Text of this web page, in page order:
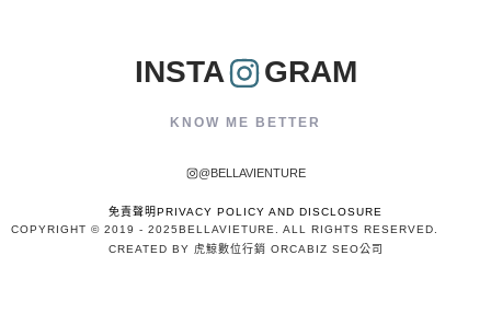
INSTA GRAM
KNOW ME BETTER
@BELLAVIENTURE
免責聲明PRIVACY POLICY AND DISCLOSURE
COPYRIGHT © 2019 - 2025 BELLAVIETURE. ALL RIGHTS RESERVED.
CREATED BY 虎鯨數位行銷 ORCABIZ SEO公司